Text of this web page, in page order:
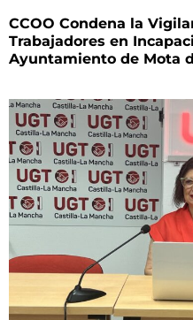
CCOO Condena la
Trabajadores en
Ayuntamiento de Mota